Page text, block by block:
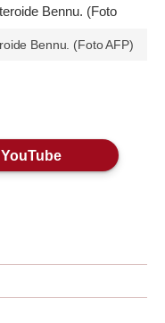
Bennu. (Foto AFP)